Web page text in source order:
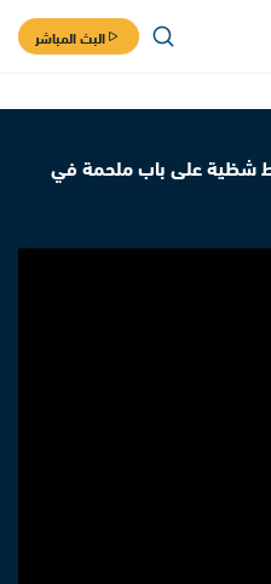
البث المباشر
شظية على باب ملحمة في